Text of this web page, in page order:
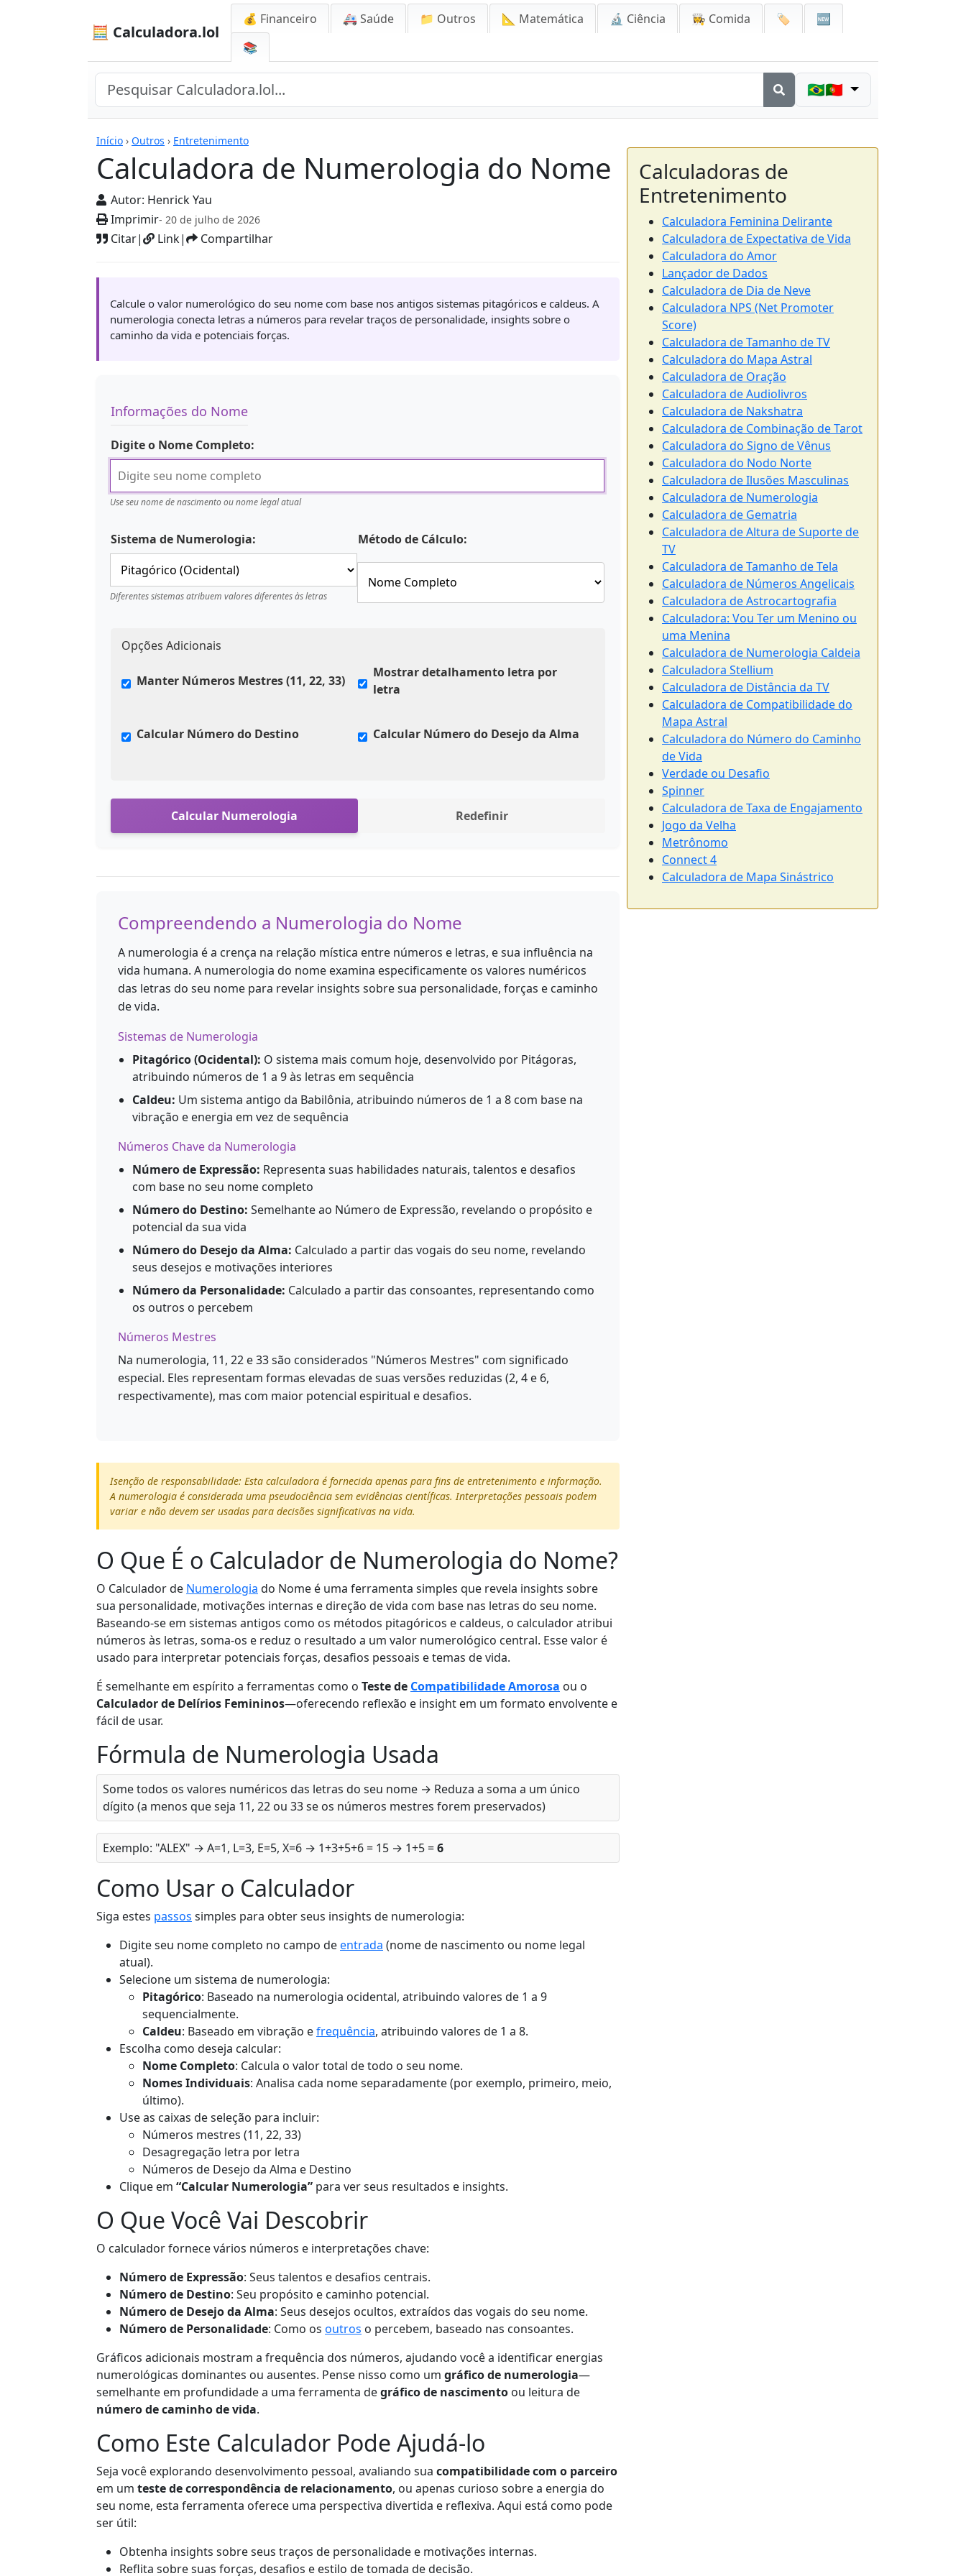
🧮 Calculadora.lol
💰 Financeiro 🚑 Saúde 📁 Outros 📐 Matemática 🔬 Ciência 👩‍🍳 Comida 🏷️
🆕
📚
🇧🇷🇵🇹
Início › Outros › Entretenimento
Calculadora de Numerologia do Nome
Autor: Henrick Yau
Imprimir- 20 de julho de 2026
Citar| Link| Compartilhar
Calculadoras
Calcule o valor numerológico do seu nome com base nos antigos sistemas pitagóricos e caldeus. A
numerologia conecta letras a números para revelar traços de personalidade, insights sobre o
caminho da vida e potenciais forças.
Informações do Nome
Digite o Nome Completo:
Use seu nome de nascimento ou nome legal atual
Sistema de Numerologia:
Diferentes sistemas atribuem valores diferentes às letras
Método de Cálculo:
Opções Adicionais
Manter Números Mestres (11, 22, 33)
Mostrar detalhamento letra por
letra
Calcular Número do Destino Calcular Número do Desejo da Alma
Calcular Numerologia Redefinir
Compreendendo a Numerologia do Nome
A numerologia é a crença na relação mística entre números e letras, e sua influência na
vida humana. A numerologia do nome examina especificamente os valores numéricos
das letras do seu nome para revelar insights sobre sua personalidade, forças e caminho
de vida.
Sistemas de Numerologia
Pitagórico (Ocidental): O sistema mais comum hoje, desenvolvido por Pitágoras,
atribuindo números de 1 a 9 às letras em sequência
Caldeu: Um sistema antigo da Babilônia, atribuindo números de 1 a 8 com base na
vibração e energia em vez de sequência
Números Chave da Numerologia
Número de Expressão: Representa suas habilidades naturais, talentos e desafios
com base no seu nome completo
Número do Destino: Semelhante ao Número de Expressão, revelando o propósito e
potencial da sua vida
Número do Desejo da Alma: Calculado a partir das vogais do seu nome, revelando
seus desejos e motivações interiores
Número da Personalidade: Calculado a partir das consoantes, representando como
os outros o percebem
Números Mestres
Na numerologia, 11, 22 e 33 são considerados "Números Mestres" com significado
especial. Eles representam formas elevadas de suas versões reduzidas (2, 4 e 6,
respectivamente), mas com maior potencial espiritual e desafios.
Isenção de responsabilidade: Esta calculadora é fornecida apenas para fins de entretenimento e informação.
A numerologia é considerada uma pseudociência sem evidências científicas. Interpretações pessoais podem
variar e não devem ser usadas para decisões significativas na vida.
O Que É o Calculador de Numerologia do Nome?
O Calculador de Numerologia do Nome é uma ferramenta simples que revela insights sobre
sua personalidade, motivações internas e direção de vida com base nas letras do seu nome.
Baseando-se em sistemas antigos como os métodos pitagóricos e caldeus, o calculador atribui
números às letras, soma-os e reduz o resultado a um valor numerológico central. Esse valor é
usado para interpretar potenciais forças, desafios pessoais e temas de vida.
É semelhante em espírito a ferramentas como o Teste de Compatibilidade Amorosa ou o
Calculador de Delírios Femininos—oferecendo reflexão e insight em um formato envolvente e
fácil de usar.
Fórmula de Numerologia Usada
Some todos os valores numéricos das letras do seu nome → Reduza a soma a um único
dígito (a menos que seja 11, 22 ou 33 se os números mestres forem preservados)
Exemplo: "ALEX" → A=1, L=3, E=5, X=6 → 1+3+5+6 = 15 → 1+5 =6
Como Usar o Calculador
Siga estes passos simples para obter seus insights de numerologia:
Digite seu nome completo no campo deentrada (nome de nascimento ou nome legal
atual).
Selecione um sistema de numerologia:
Pitagórico: Baseado na numerologia ocidental, atribuindo valores de 1 a 9
sequencialmente.
Caldeu: Baseado em vibração efrequência, atribuindo valores de 1 a 8.
Escolha como deseja calcular:
Nome Completo: Calcula o valor total de todo o seu nome.
Nomes Individuais: Analisa cada nome separadamente (por exemplo, primeiro, meio,
último).
Use as caixas de seleção para incluir:
Números mestres (11, 22, 33)
Desagregação letra por letra
Números de Desejo da Alma e Destino
Clique em “Calcular Numerologia” para ver seus resultados e insights.
O Que Você Vai Descobrir
O calculador fornece vários números e interpretações chave:
Número de Expressão: Seus talentos e desafios centrais.
Número de Destino: Seu propósito e caminho potencial.
Número de Desejo da Alma: Seus desejos ocultos, extraídos das vogais do seu nome.
Número de Personalidade: Como os outros o percebem, baseado nas consoantes.
Gráficos adicionais mostram a frequência dos números, ajudando você a identificar energias
numerológicas dominantes ou ausentes. Pense nisso como um gráfico de numerologia—
semelhante em profundidade a uma ferramenta degráfico de nascimento ou leitura de
número de caminho de vida.
Como Este Calculador Pode Ajudá-lo
Seja você explorando desenvolvimento pessoal, avaliando sua compatibilidade com o parceiro
em um teste de correspondência de relacionamento, ou apenas curioso sobre a energia do
seu nome, esta ferramenta oferece uma perspectiva divertida e reflexiva. Aqui está como pode
ser útil:
Obtenha insights sobre seus traços de personalidade e motivações internas.
Reflita sobre suas forças, desafios e estilo de tomada de decisão.
Calculadoras de
Entretenimento
Calculadora Feminina Delirante
Calculadora de Expectativa de Vida
Calculadora do Amor
Lançador de Dados
Calculadora de Dia de Neve
Calculadora NPS (Net Promoter
Score)
Calculadora de Tamanho de TV
Calculadora do Mapa Astral
Calculadora de Oração
Calculadora de Audiolivros
Calculadora de Nakshatra
Calculadora de Combinação de Tarot
Calculadora do Signo de Vênus
Calculadora do Nodo Norte
Calculadora de Ilusões Masculinas
Calculadora de Numerologia
Calculadora de Gematria
Calculadora de Altura de Suporte de
TV
Calculadora de Tamanho de Tela
Calculadora de Números Angelicais
Calculadora de Astrocartografia
Calculadora: Vou Ter um Menino ou
uma Menina
Calculadora de Numerologia Caldeia
Calculadora Stellium
Calculadora de Distância da TV
Calculadora de Compatibilidade do
Mapa Astral
Calculadora do Número do Caminho
de Vida
Verdade ou Desafio
Spinner
Calculadora de Taxa de Engajamento
Jogo da Velha
Metrônomo
Connect 4
Calculadora de Mapa Sinástrico